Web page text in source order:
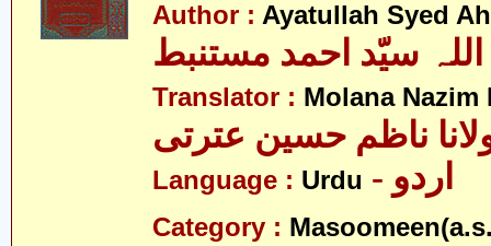
Author : Ayatullah Syed
سیّد احمد مستنبط
Translator : Molana
ناظم حسین عترتی
Language : Urdu - اردو
Category :